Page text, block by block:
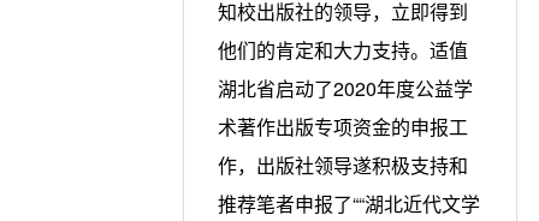
知校出版社的领导，立即得到
他们的肯定和大力支持。适值
湖北省启动了2020年度公益学
术著作出版专项资金的申报工
作，出版社领导遂积极支持和
推荐笔者申报了““湖北近代文学